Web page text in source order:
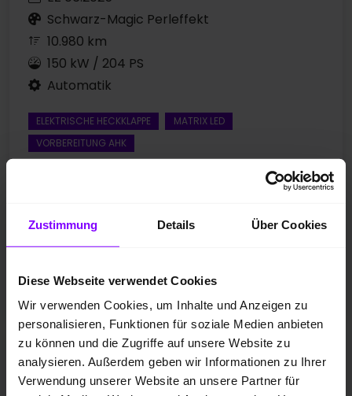
Zustimmung Details Über Cookies
Diese Webseite verwendet Cookies
Wir verwenden Cookies, um Inhalte und Anzeigen zu
personalisieren, Funktionen für soziale Medien anbieten
zu können und die Zugriffe auf unsere Website zu
analysieren. Außerdem geben wir Informationen zu Ihrer
Verwendung unserer Website an unsere Partner für
Schwarz-Magic Perleffekt
10.980 km
150 kW / 204 PS
Automatik
ELEKTRISCHE HECKKLAPPE
MATRIX LED
VORBEREITUNG AHK
47.888,00 EUR
Skoda Enyaq